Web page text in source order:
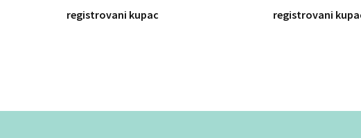
registrovani kupac
registrovani